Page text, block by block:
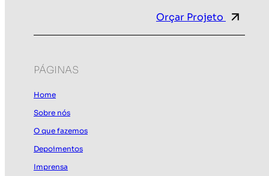
Orçar Projeto
PÁGINAS
Home
Sobre nós
O que fazemos
Depoimentos
Imprensa